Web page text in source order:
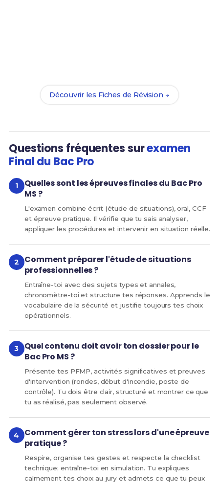
Découvrir les Fiches de Révision →
Questions fréquentes surexamen
Final du Bac Pro
Quelles sont les épreuves finales du Bac Pro
MS ?
L'examen combine écrit (étude de situations), oral, CCF
et épreuve pratique. Il vérifie que tu sais analyser,
appliquer les procédures et intervenir en situation réelle.
Comment préparer l'étude de situations
professionnelles ?
Entraîne-toi avec des sujets types et annales,
chronomètre-toi et structure tes réponses. Apprends le
vocabulaire de la sécurité et justifie toujours tes choix
opérationnels.
Quel contenu doit avoir ton dossier pour le
Bac Pro MS ?
Présente tes PFMP, activités significatives et preuves
d'intervention (rondes, début d'incendie, poste de
contrôle). Tu dois être clair, structuré et montrer ce que
tu as réalisé, pas seulement observé.
Comment gérer ton stress lors d'une épreuve
pratique ?
Respire, organise tes gestes et respecte la checklist
technique; entraîne-toi en simulation. Tu expliques
calmement tes choix au jury et admets ce que tu peux